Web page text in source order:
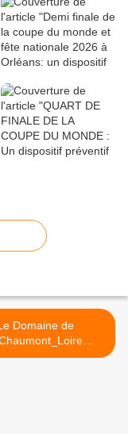
Domaine de
inaugure son... >